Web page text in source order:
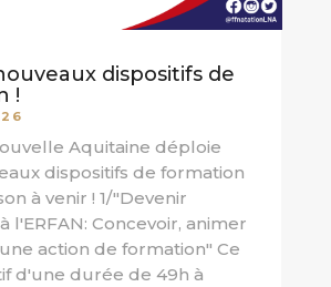
dispositifs de
!
Aquitaine déploie
dispositifs de formation
à venir ! 1/"Devenir
l'ERFAN: Concevoir, animer
action de formation" Ce
d'une durée de 49h à